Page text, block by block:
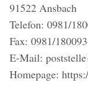
91522 Ansbach
Telefon: 0981/
Fax: 0981/
E-Mail:
Homepage: